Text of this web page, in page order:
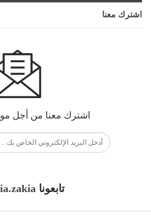
اشترك معنا
اشترك معنا من أجل
تابعونا